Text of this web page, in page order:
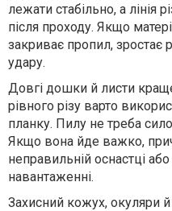
лежати стабільно, а лінія
після проходу. Якщо
закриває пропил, зростає
удару.
Довгі дошки й листи
рівного різу варто
планку. Пилу не треба
Якщо вона йде важко,
неправильній оснастці
навантаженні.
Захисний кожух, окуляри